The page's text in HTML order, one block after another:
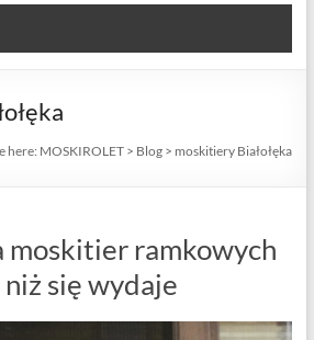
here: MOSKIROLET > Blog > moskitiery Białołęka
moskitier ramkowych
się wydaje